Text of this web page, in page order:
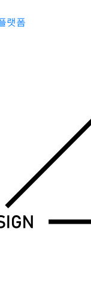
랫폼